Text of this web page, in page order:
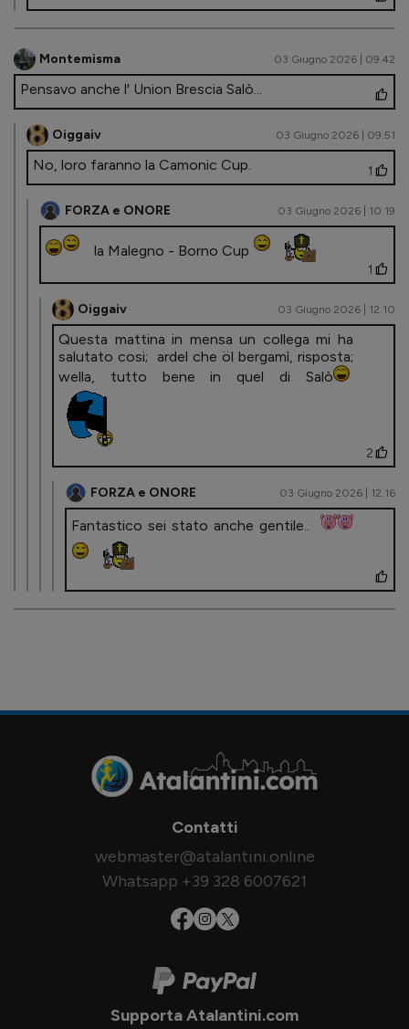
Montemisma 03 Giugno 2026 | 09.42
Pensavo anche l' Union Brescia Salò...
Oiggaiv 03 Giugno 2026 | 09.51
No, loro faranno la Camonic Cup. 1
FORZA e ONORE 03 Giugno 2026 | 10.19
la Malegno - Borno Cup
1
Oiggaiv 03 Giugno 2026 | 12.10
Questa mattina in mensa un collega mi ha
salutato cosi; ardel che öl bergamì, risposta;
wella, tutto bene in quel di Salò
2
FORZA e ONORE 03 Giugno 2026 | 12.16
Fantastico sei stato anche gentile..
Contatti
webmaster@atalantini.online
Whatsapp +39 328 6007621
Supporta Atalantini.com